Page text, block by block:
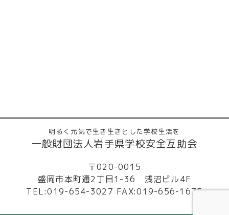
明るく元気で生き生きとした学校生活を
一般財団法人岩手県学校安全互助会
〒020-0015
盛岡市本町通2丁目1-36 浅沼ビル4F
TEL:019-654-3027 FAX:019-656-1675